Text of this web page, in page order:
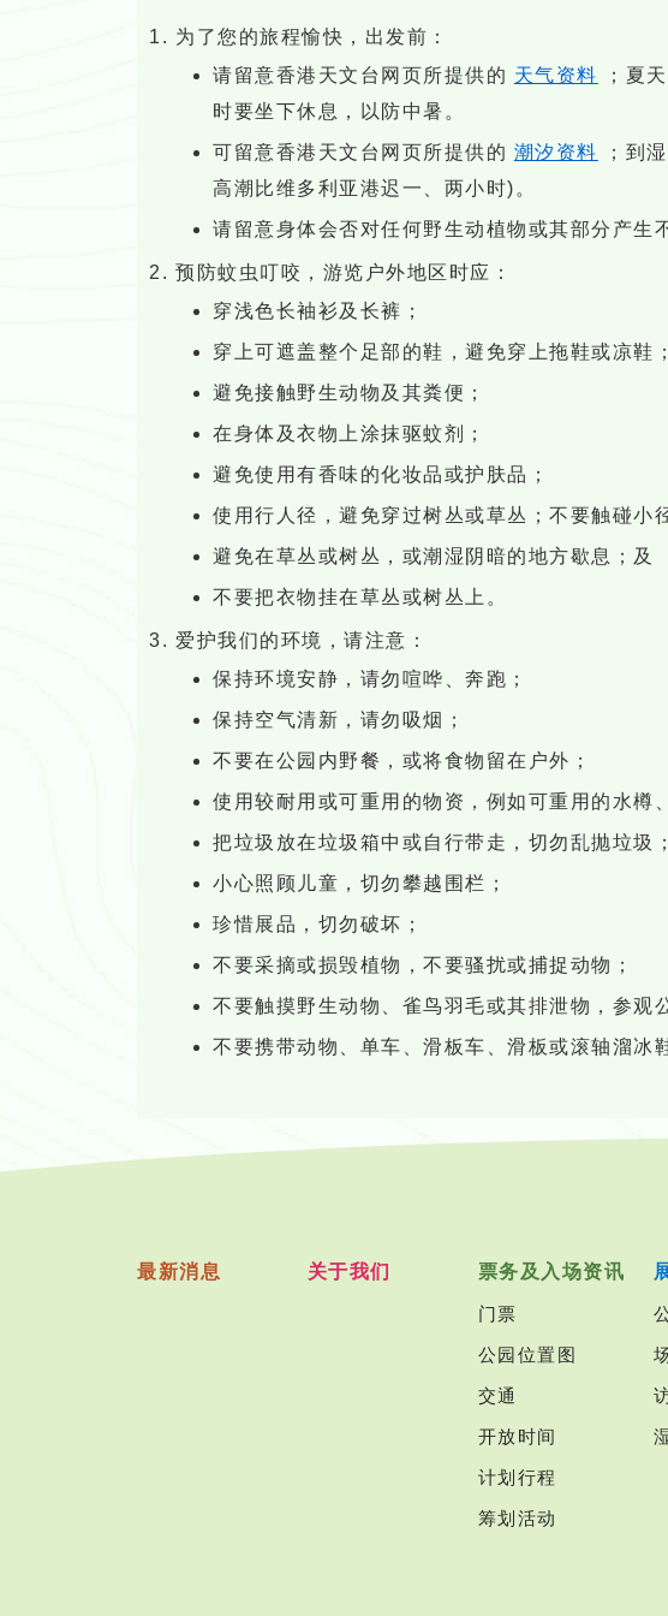
为了您的旅程愉快，出发前：
请留意香港天文台网页所提供的 天气资料
；夏
时要坐下休息，以防中暑。
可留意香港天文台网页所提供的 潮汐资料
；到
高潮比维多利亚港迟一、两小时)。
请留意身体会否对任何野生动植物或其部分产生
预防蚊虫叮咬，游览户外地区时应：
穿浅色长袖衫及长裤；
穿上可遮盖整个足部的鞋，避免穿上拖鞋或凉鞋；
避免接触野生动物及其粪便；
在身体及衣物上涂抹驱蚊剂；
避免使用有香味的化妆品或护肤品；
使用行人径，避免穿过树丛或草丛；不要触碰小
避免在草丛或树丛，或潮湿阴暗的地方歇息；及
不要把衣物挂在草丛或树丛上。
爱护我们的环境，请注意：
保持环境安静，请勿喧哗、奔跑；
保持空气清新，请勿吸烟；
不要在公园内野餐，或将食物留在户外；
使用较耐用或可重用的物资，例如可重用的水樽
把垃圾放在垃圾箱中或自行带走，切勿乱抛垃圾；
小心照顾儿童，切勿攀越围栏；
珍惜展品，切勿破坏；
不要采摘或损毁植物，不要骚扰或捕捉动物；
不要触摸野生动物、雀鸟羽毛或其排泄物，参观
不要携带动物、单车、滑板车、滑板或滚轴溜冰
最新消息 关于我们 票务及入场资讯
门票
公园位置图
交通
开放时间
计划行程
筹划活动